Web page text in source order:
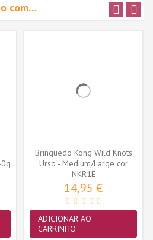
com…
Brinquedo Kong Wild Knots
Urso - Medium/Large cor
sortida...
NKR1E
14,95 €
ADICIONAR AO
CARRINHO